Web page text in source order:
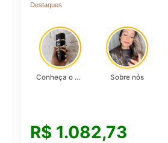
Destaques
Conheça o Asad, da Lattafa… Sobre nós
R$ 1.082,73